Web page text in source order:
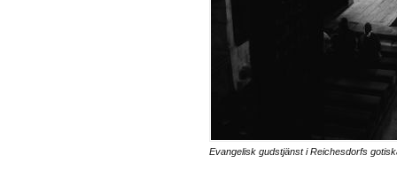
Evangelisk gudstjänst i Reichesdorfs